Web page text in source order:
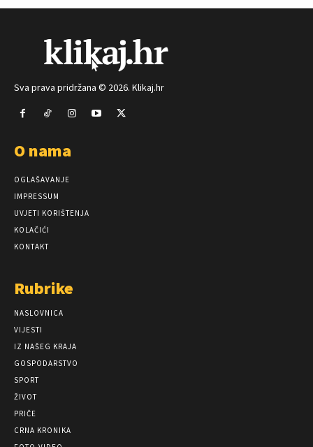
Sva prava pridržana © 2026. Klikaj.hr
O nama
OGLAŠAVANJE
IMPRESSUM
UVJETI KORIŠTENJA
KOLAČIĆI
KONTAKT
Rubrike
NASLOVNICA
VIJESTI
IZ NAŠEG KRAJA
GOSPODARSTVO
SPORT
ŽIVOT
PRIČE
CRNA KRONIKA